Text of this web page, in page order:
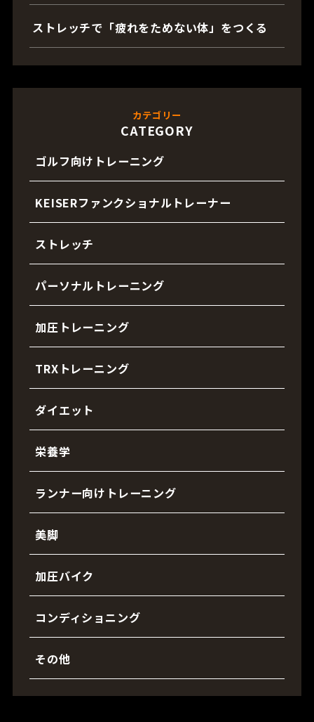
ストレッチで「疲れをためない体」をつくる
カテゴリー
CATEGORY
ゴルフ向けトレーニング
KEISERファンクショナルトレーナー
ストレッチ
パーソナルトレーニング
加圧トレーニング
TRXトレーニング
ダイエット
栄養学
ランナー向けトレーニング
美脚
加圧バイク
コンディショニング
その他